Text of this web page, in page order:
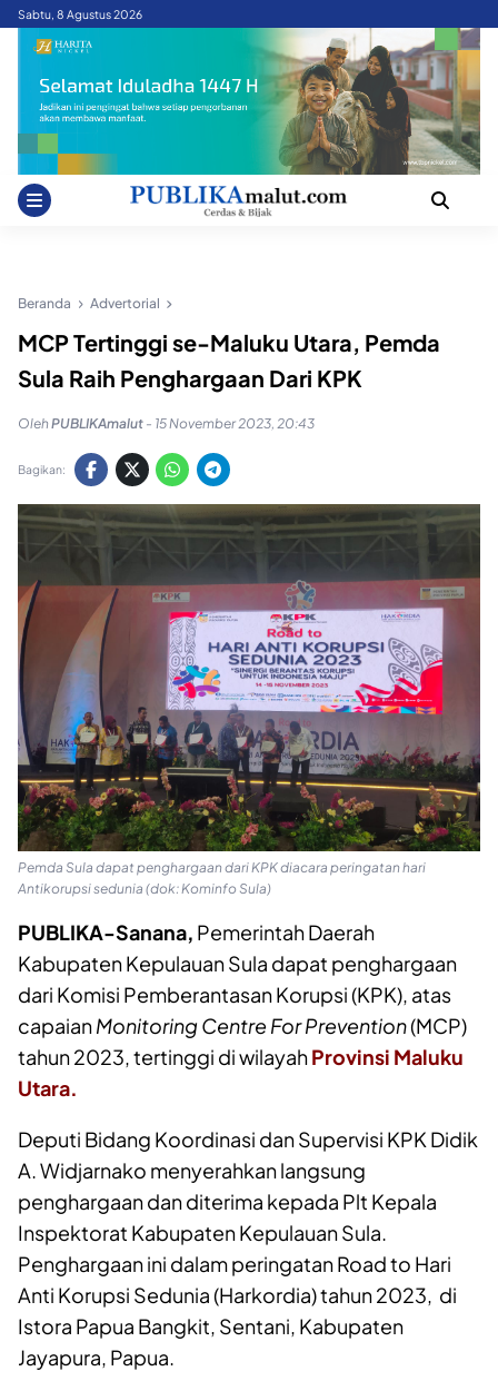
SkipSabtu, 8 Agustus 2026
Beranda Advertorial
MCP Tertinggi se-Maluku Utara, Pemda
Sula Raih Penghargaan Dari KPK
OlehPUBLIKAmalut - 15 November 2023, 20:43
Bagikan:
Pemda Sula dapat penghargaan dari KPK diacara peringatan hari
Antikorupsi sedunia (dok: Kominfo Sula)
PUBLIKA-Sanana, Pemerintah Daerah
Kabupaten Kepulauan Sula dapat penghargaan
dari Komisi Pemberantasan Korupsi (KPK), atas
capaianMonitoring Centre For Prevention(MCP)
tahun 2023, tertinggi di wilayahProvinsi Maluku
Utara.
Deputi Bidang Koordinasi dan Supervisi KPK Didik
A. Widjarnako menyerahkan langsung
penghargaan dan diterima kepada Plt Kepala
Inspektorat Kabupaten Kepulauan Sula.
Penghargaan ini dalam peringatan Road to Hari
Anti Korupsi Sedunia (Harkordia) tahun 2023, di
Istora Papua Bangkit, Sentani, Kabupaten
Jayapura, Papua.